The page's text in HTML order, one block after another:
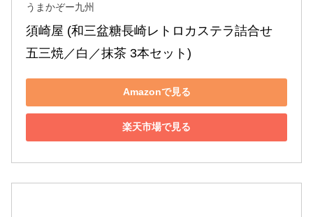
うまかぞー九州
須崎屋 (和三盆糖長崎レトロカステラ詰合せ
五三焼／白／抹茶 3本セット)
Amazonで見る
楽天市場で見る